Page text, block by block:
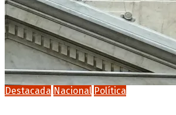
Destacada Nacional Política